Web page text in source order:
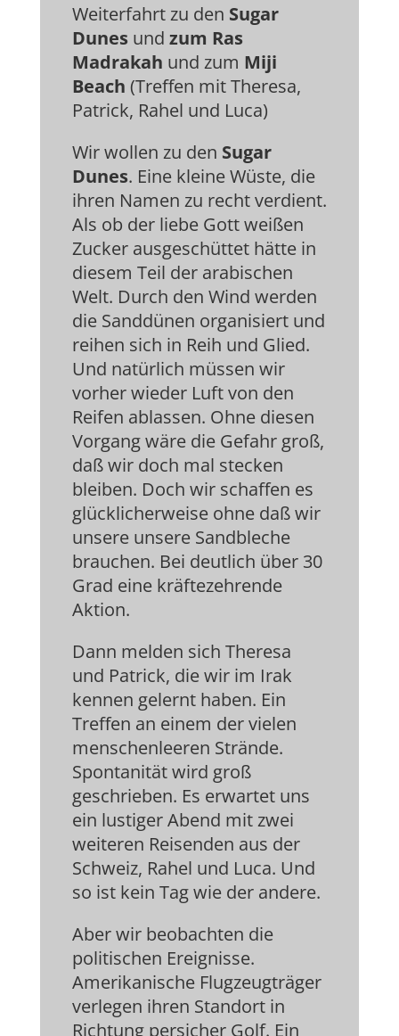
Weiterfahrt zu den Sugar
Dunes und zum Ras
Madrakah und zum Miji
Beach (Treffen mit Theresa,
Patrick, Rahel und Luca)
Wir wollen zu den Sugar
Dunes. Eine kleine Wüste, die
ihren Namen zu recht verdient.
Als ob der liebe Gott weißen
Zucker ausgeschüttet hätte in
diesem Teil der arabischen
Welt. Durch den Wind werden
die Sanddünen organisiert und
reihen sich in Reih und Glied.
Und natürlich müssen wir
vorher wieder Luft von den
Reifen ablassen. Ohne diesen
Vorgang wäre die Gefahr groß,
daß wir doch mal stecken
bleiben. Doch wir schaffen es
glücklicherweise ohne daß wir
unsere unsere Sandbleche
brauchen. Bei deutlich über 30
Grad eine kräftezehrende
Aktion.
Dann melden sich Theresa
und Patrick, die wir im Irak
kennen gelernt haben. Ein
Treffen an einem der vielen
menschenleeren Strände.
Spontanität wird groß
geschrieben. Es erwartet uns
ein lustiger Abend mit zwei
weiteren Reisenden aus der
Schweiz, Rahel und Luca. Und
so ist kein Tag wie der andere.
Aber wir beobachten die
politischen Ereignisse.
Amerikanische Flugzeugträger
verlegen ihren Standort in
Richtung persicher Golf. Ein